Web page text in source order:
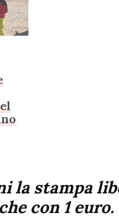
la stampa
con 1 euro.